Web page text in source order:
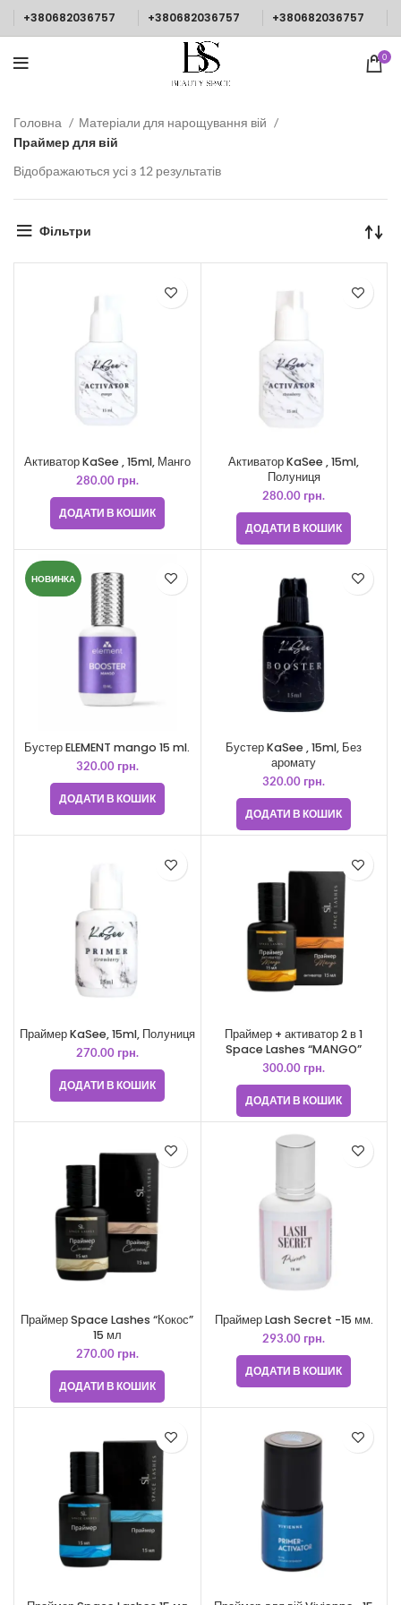
+380682036757 +380682036757 +380682036757
0
Головна
Матеріали для нарощування вій
Праймер для вій
Відображаються усі з 12 результатів
Фільтри
Активатор KaSee , 15ml, Манго
280.00 грн.
ДОДАТИ В КОШИК
Активатор KaSee , 15ml,
Полуниця
280.00 грн.
ДОДАТИ В КОШИК
НОВИНКА
Бустер ELEMENT mango 15 ml.
320.00 грн.
ДОДАТИ В КОШИК
Бустер KaSee , 15ml, Без
аромату
320.00 грн.
ДОДАТИ В КОШИК
Праймер KaSee, 15ml, Полуниця
270.00 грн.
ДОДАТИ В КОШИК
Праймер + активатор 2 в 1
Space Lashes “MANGO”
300.00 грн.
ДОДАТИ В КОШИК
Праймер Space Lashes “Кокос”
15 мл
270.00 грн.
ДОДАТИ В КОШИК
Праймер Lash Secret -15 мм.
293.00 грн.
ДОДАТИ В КОШИК